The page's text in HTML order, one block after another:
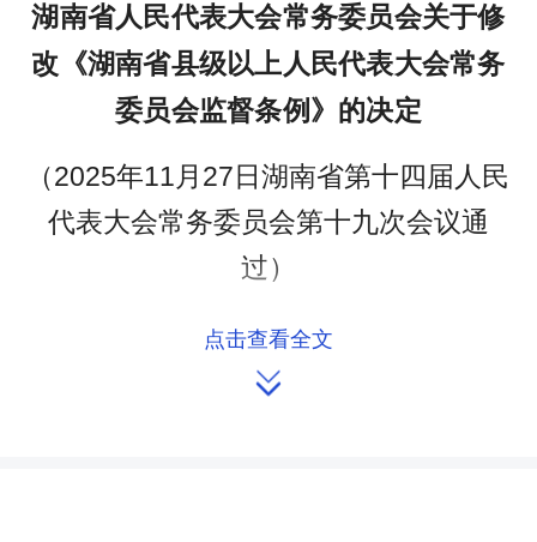
湖南省人民代表大会常务委员会关于修
改《湖南省县级以上人民代表大会常务
委员会监督条例》的决定
（2025年11月27日湖南省第十四届人民
代表大会常务委员会第十九次会议通
过）
湖南省第十四届人民代表大会常务委员会第十九
次会议决定对《湖南省县级以上人民代表大会常务委
点击查看全文
